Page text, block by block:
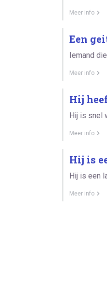
Meer info
Een
Iemand
Meer info
Hij
Hij is snel
Meer info
Hij is
Hij is een
Meer info